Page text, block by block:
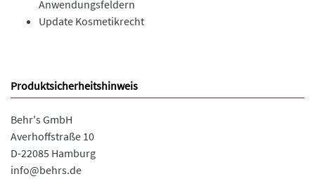
Anwendungsfeldern
Update Kosmetikrecht
Produktsicherheitshinweis
Behr's GmbH
Averhoffstraße 10
D-22085 Hamburg
info@behrs.de